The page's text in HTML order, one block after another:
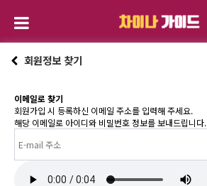
회원정보 찾기
이메일로 찾기
회원가입 시 등록하신 이메일 주소를 입력해 주세요.
해당 이메일로 아이디와 비밀번호 정보를 보내드립니다.